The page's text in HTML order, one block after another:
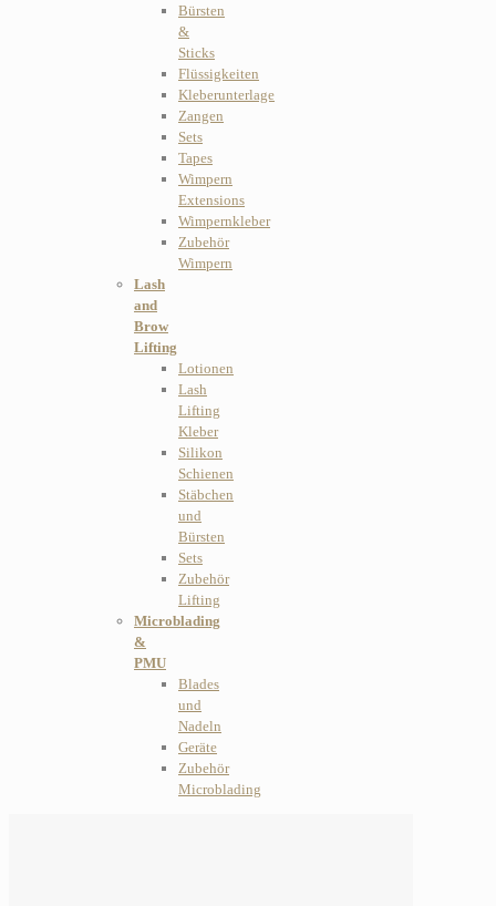
Bürsten
&
Sticks
Flüssigkeiten
Kleberunterlage
Zangen
Sets
Tapes
Wimpern
Extensions
Wimpernkleber
Zubehör
Wimpern
Lash
and
Brow
Lifting
Lotionen
Lash
Lifting
Kleber
Silikon
Schienen
Stäbchen
und
Bürsten
Sets
Zubehör
Lifting
Microblading
&
PMU
Blades
und
Nadeln
Geräte
Zubehör
Microblading